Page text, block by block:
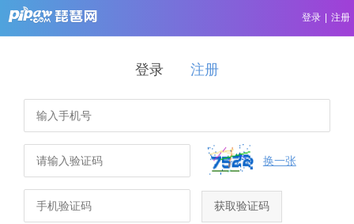
登录 注册
登录 注册
换一张
获取验证码